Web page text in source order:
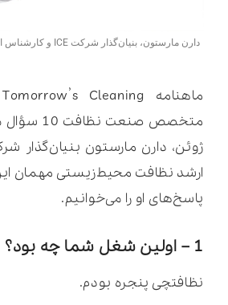
دارن مارستون، بنیان‌گذار شرکت ICE و کارشناس ارشد نظافت محیط‌ زیستی
متخصص
ارشد نظافت محیط‌زیستی مهمان
پاسخ‌های او را می‌خوانیم.
1 – اولین شغل شما چه بود؟
نظافتچی پنجره بودم.